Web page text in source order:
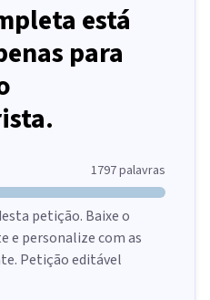
está
para
1797palavras
petição. Baixe o
e personalize com as
Petição editável